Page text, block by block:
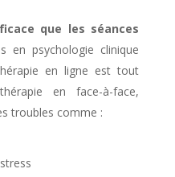
que les séances
en psychologie clinique
en ligne est tout
en face-à-face,
troubles comme :